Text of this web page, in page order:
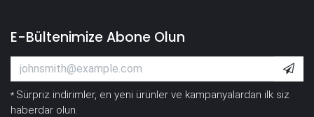
E-Bültenimize Abone Olun
* Sürpriz indirimler, en yeni ürünler ve kampanyalardan ilk siz
haberdar olun.